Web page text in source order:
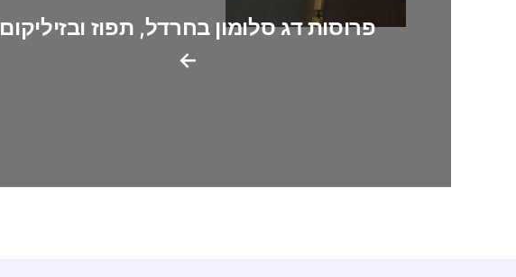
←
פרוסות דג סלומון בחרדל, תפוז ובזיליקום